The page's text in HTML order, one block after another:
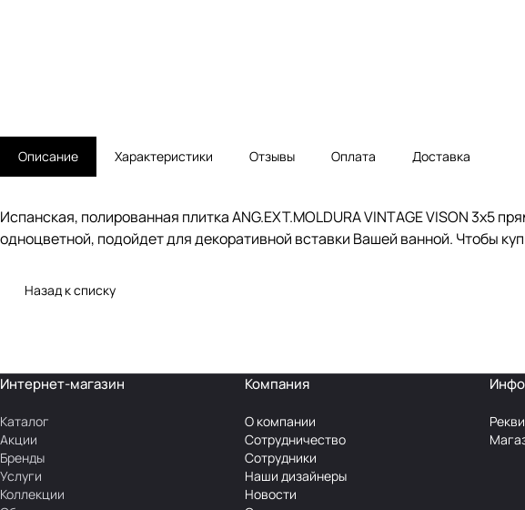
Описание Характеристики Отзывы Оплата Доставка
Испанская, полированная плитка ANG.EXT.MOLDURA VINTAGE VISON 3x5
одноцветной, подойдет для декоративной вставки Вашей ванной. Чтобы
Назад к списку
Интернет-магазин
Каталог
Акции
Бренды
Услуги
Коллекции
Компания
О компании
Сотрудничество
Сотрудники
Наши дизайнеры
Новости